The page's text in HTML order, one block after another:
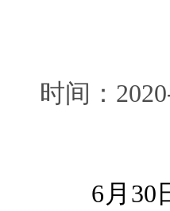
时间：
6月30日